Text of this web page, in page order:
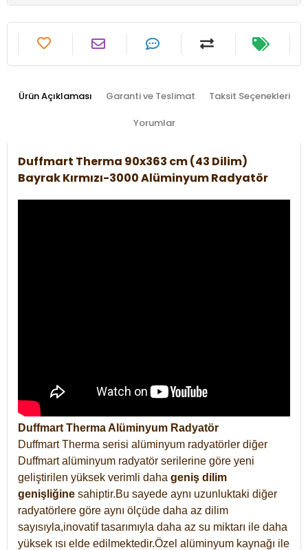
Ürün Açıklaması Garanti ve Teslimat Taksit Seçenekleri
Yorumlar
Duffmart Therma 90x363 cm (43 Dilim)
Bayrak Kırmızı-3000 Alüminyum Radyatör
Duffmart Therma Alüminyum Radyatör
Duffmart Therma serisi alüminyum radyatörler diğer
Duffmart alüminyum radyatör serilerine göre yeni
geliştirilen yüksek verimli daha geniş dilim
genişliğine sahiptir.Bu sayede aynı uzunluktaki diğer
radyatörlere göre aynı ölçüde daha az dilim
sayısıyla,inovatif tasarımıyla daha az su miktarı ile daha
yüksek ısı elde edilmektedir.Özel alüminyum kaynağı ile